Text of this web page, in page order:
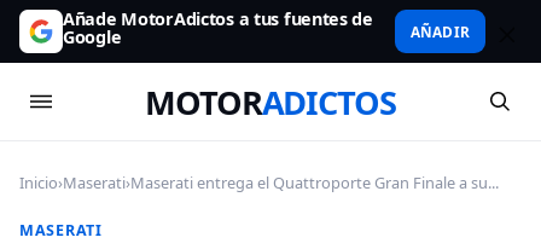
Añade MotorAdictos a tus fuentes de
Google AÑADIR
MOTORADICTOS
Inicio›Maserati›Maserati entrega el Quattroporte Gran Finale a su...
MASERATI